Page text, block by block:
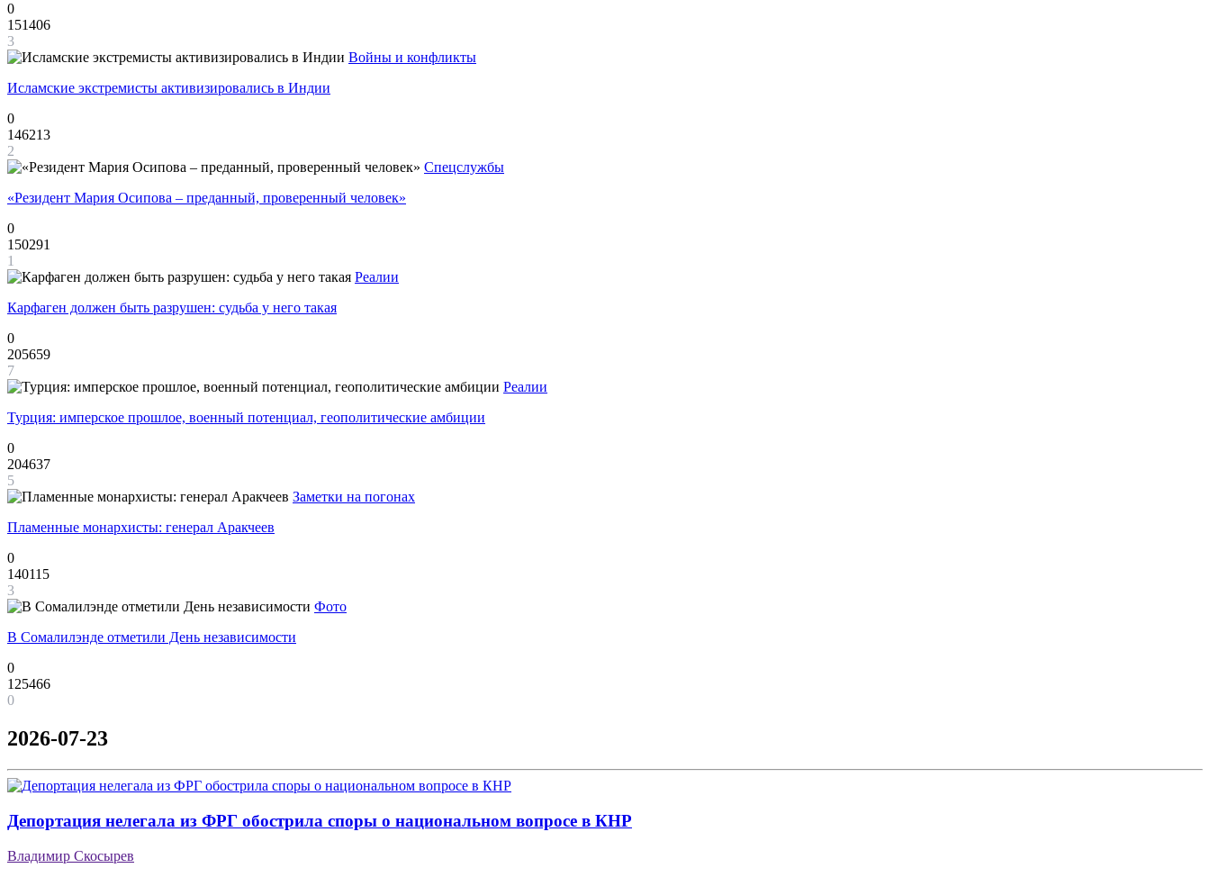
0
151406
3
Войны и конфликты
Исламские экстремисты активизировались в Индии
0
146213
2
Спецслужбы
«Резидент Мария Осипова – преданный, проверенный человек»
0
150291
1
Реалии
Карфаген должен быть разрушен: судьба у него такая
0
205659
7
Реалии
Турция: имперское прошлое, военный потенциал, геополитические амбиции
0
204637
5
Заметки на погонах
Пламенные монархисты: генерал Аракчеев
0
140115
3
Фото
В Сомалилэнде отметили День независимости
0
125466
0
2026-07-23
Депортация нелегала из ФРГ обострила споры о национальном вопросе в КНР
Владимир Скосырев